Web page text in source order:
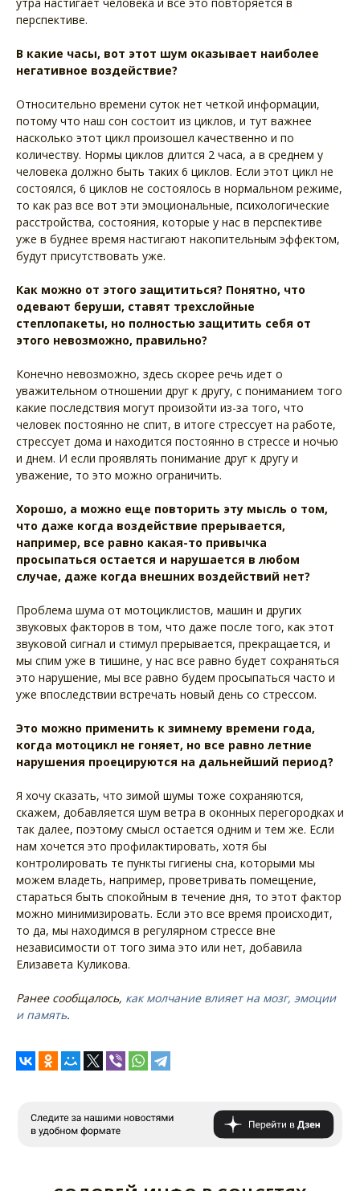
перспективе.
В какие часы, вот этот шум оказывает наиболее
негативное воздействие?
Относительно времени суток нет четкой информации,
потому что наш сон состоит из циклов, и тут важнее
насколько этот цикл произошел качественно и по
количеству. Нормы циклов длится 2 часа, а в среднем у
человека должно быть таких 6 циклов. Если этот цикл не
состоялся, 6 циклов не состоялось в нормальном режиме,
то как раз все вот эти эмоциональные, психологические
расстройства, состояния, которые у нас в перспективе
уже в буднее время настигают накопительным эффектом,
будут присутствовать уже.
Как можно от этого защититься? Понятно, что
одевают беруши, ставят трехслойные
степлопакеты, но полностью защитить себя от
этого невозможно, правильно?
Конечно невозможно, здесь скорее речь идет о
уважительном отношении друг к другу, с пониманием того
какие последствия могут произойти из-за того, что
человек постоянно не спит, в итоге стрессует на работе,
стрессует дома и находится постоянно в стрессе и ночью
и днем. И если проявлять понимание друг к другу и
уважение, то это можно ограничить.
Хорошо, а можно еще повторить эту мысль о том,
что даже когда воздействие прерывается,
например, все равно какая-то привычка
просыпаться остается и нарушается в любом
случае, даже когда внешних воздействий нет?
Проблема шума от мотоциклистов, машин и других
звуковых факторов в том, что даже после того, как этот
звуковой сигнал и стимул прерывается, прекращается, и
мы спим уже в тишине, у нас все равно будет сохраняться
это нарушение, мы все равно будем просыпаться часто и
уже впоследствии встречать новый день со стрессом.
Это можно применить к зимнему времени года,
когда мотоцикл не гоняет, но все равно летние
нарушения проецируются на дальнейший период?
Я хочу сказать, что зимой шумы тоже сохраняются,
скажем, добавляется шум ветра в оконных перегородках и
так далее, поэтому смысл остается одним и тем же. Если
нам хочется это профилактировать, хотя бы
контролировать те пункты гигиены сна, которыми мы
можем владеть, например, проветривать помещение,
стараться быть спокойным в течение дня, то этот фактор
можно минимизировать. Если это все время происходит,
то да, мы находимся в регулярном стрессе вне
независимости от того зима это или нет, добавила
Елизавета Куликова.
Ранее сообщалось, как молчание влияет на мозг, эмоции
и память.